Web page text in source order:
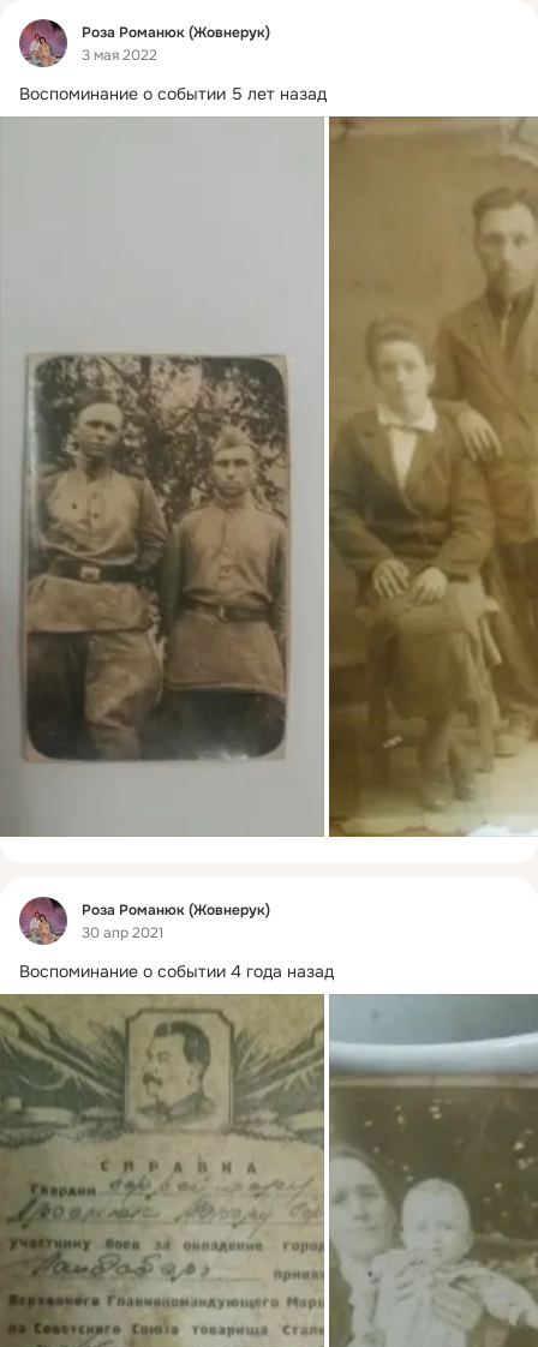
Фид
Роза Романюк (Жовнерук)
3 мая 2022
Воспоминание о событии 5 лет назад
Фид
Роза Романюк (Жовнерук)
30 апр 2021
Воспоминание о событии 4 года назад